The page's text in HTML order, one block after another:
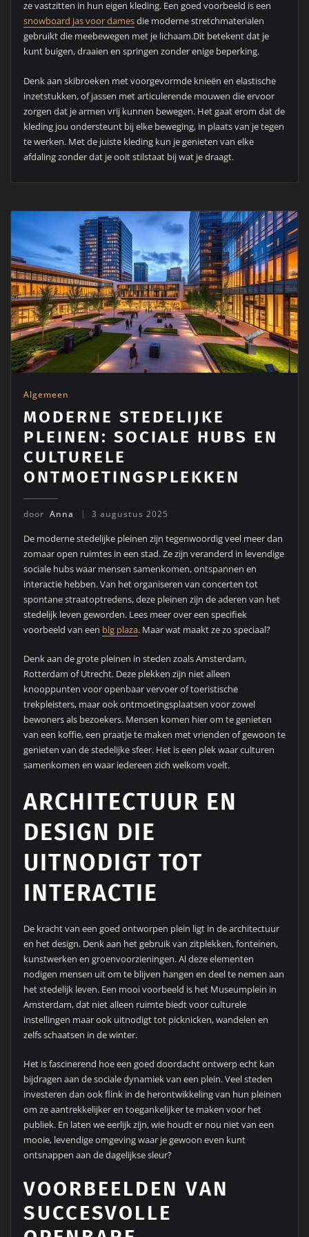
ze vastzitten in hun eigen kleding. Een goed voorbeeld is een
snowboard jas voor damesdie moderne stretchmaterialen
gebruikt die meebewegen met je lichaam.Dit betekent dat je
kunt buigen, draaien en springen zonder enige beperking.
Denk aan skibroeken met voorgevormde knieën en elastische
inzetstukken, of jassen met articulerende mouwen die ervoor
zorgen dat je armen vrij kunnen bewegen. Het gaat erom dat de
kleding jou ondersteunt bij elke beweging, in plaats van je tegen
te werken. Met de juiste kleding kun je genieten van elke
afdaling zonder dat je ooit stilstaat bij wat je draagt.
Algemeen
MODERNE STEDELIJKE
PLEINEN: SOCIALE HUBS EN
CULTURELE
ONTMOETINGSPLEKKEN
door Anna 3 augustus 2025
De moderne stedelijke pleinen zijn tegenwoordig veel meer dan
zomaar open ruimtes in een stad. Ze zijn veranderd in levendige
sociale hubs waar mensen samenkomen, ontspannen en
interactie hebben. Van het organiseren van concerten tot
spontane straatoptredens, deze pleinen zijn de aderen van het
stedelijk leven geworden. Lees meer over een specifiek
voorbeeld van een blg plaza. Maar wat maakt ze zo speciaal?
Denk aan de grote pleinen in steden zoals Amsterdam,
Rotterdam of Utrecht. Deze plekken zijn niet alleen
knooppunten voor openbaar vervoer of toeristische
trekpleisters, maar ook ontmoetingsplaatsen voor zowel
bewoners als bezoekers. Mensen komen hier om te genieten
van een koffie, een praatje te maken met vrienden of gewoon te
genieten van de stedelijke sfeer. Het is een plek waar culturen
samenkomen en waar iedereen zich welkom voelt.
ARCHITECTUUR EN
DESIGN DIE
UITNODIGT TOT
INTERACTIE
De kracht van een goed ontworpen plein ligt in de architectuur
en het design. Denk aan het gebruik van zitplekken, fonteinen,
kunstwerken en groenvoorzieningen. Al deze elementen
nodigen mensen uit om te blijven hangen en deel te nemen aan
het stedelijk leven. Een mooi voorbeeld is het Museumplein in
Amsterdam, dat niet alleen ruimte biedt voor culturele
instellingen maar ook uitnodigt tot picknicken, wandelen en
zelfs schaatsen in de winter.
Het is fascinerend hoe een goed doordacht ontwerp echt kan
bijdragen aan de sociale dynamiek van een plein. Veel steden
investeren dan ook flink in de herontwikkeling van hun pleinen
om ze aantrekkelijker en toegankelijker te maken voor het
publiek. En laten we eerlijk zijn, wie houdt er nou niet van een
mooie, levendige omgeving waar je gewoon even kunt
ontsnappen aan de dagelijkse sleur?
VOORBEELDEN VAN
SUCCESVOLLE